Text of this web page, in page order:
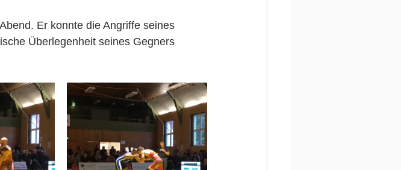
Er konnte die Angriffe seines
Überlegenheit seines Gegners